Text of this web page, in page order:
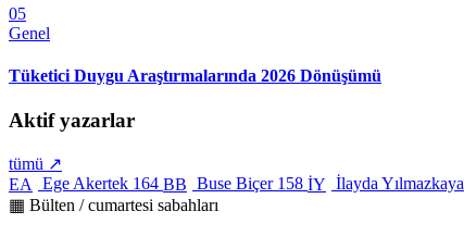
05
Genel
Tüketici Duygu Araştırmalarında 2026 Dönüşümü
Aktif yazarlar
tümü ↗
EA
Ege Akertek 164 BB Buse Biçer 158 İY İlayda Yılmazkaya
▦ Bülten / cumartesi sabahları